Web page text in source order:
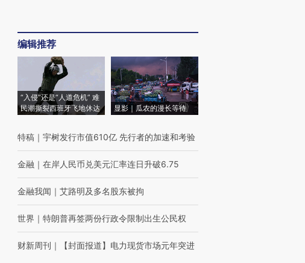
编辑推荐
“入侵”还是“人道危机” 难
民潮撕裂西班牙飞地休达
显影｜瓜农的漫长等待
特稿 ｜ 宇树发行市值610亿 先行者的加速和考验
金融 ｜ 在岸人民币兑美元汇率连日升破6.75
金融我闻 ｜ 艾路明及多名股东被拘
世界 ｜ 特朗普再签两份行政令限制出生公民权
财新周刊 ｜ 【封面报道】电力现货市场元年突进